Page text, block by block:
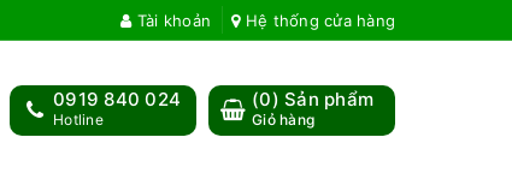
Tài khoản Hệ thống cửa hàng
(0) Sản phẩm
Giỏ hàng
0919 840 024
Hotline